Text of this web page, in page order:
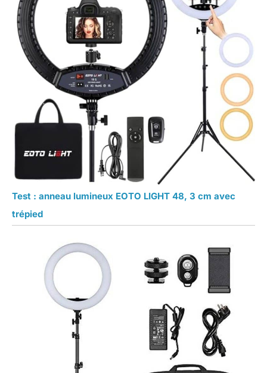
Test : anneau lumineux EOTO LIGHT 48, 3 cm avec
trépied